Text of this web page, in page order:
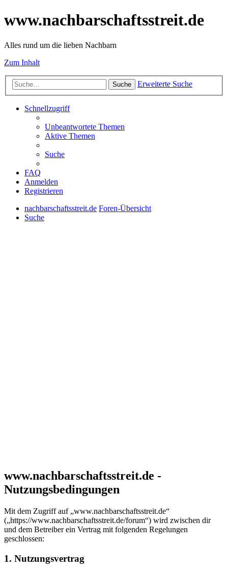
www.nachbarschaftsstreit.de
Alles rund um die lieben Nachbarn
Zum Inhalt
Suche Erweiterte Suche
Schnellzugriff
Unbeantwortete Themen
Aktive Themen
Suche
FAQ
Anmelden
Registrieren
nachbarschaftsstreit.de Foren-Übersicht
Suche
www.nachbarschaftsstreit.de -
Nutzungsbedingungen
Mit dem Zugriff auf „www.nachbarschaftsstreit.de“
(„https://www.nachbarschaftsstreit.de/forum“) wird zwischen dir
und dem Betreiber ein Vertrag mit folgenden Regelungen
geschlossen:
1. Nutzungsvertrag